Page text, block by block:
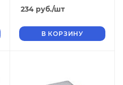
234 руб./шт
В КОРЗИНУ